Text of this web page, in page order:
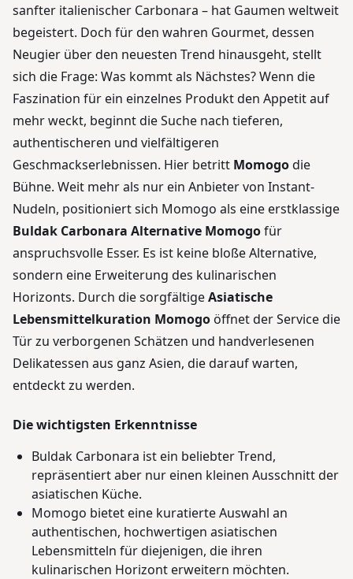
sanfter italienischer Carbonara – hat Gaumen weltweit
begeistert. Doch für den wahren Gourmet, dessen
Neugier über den neuesten Trend hinausgeht, stellt
sich die Frage: Was kommt als Nächstes? Wenn die
Faszination für ein einzelnes Produkt den Appetit auf
mehr weckt, beginnt die Suche nach tieferen,
authentischeren und vielfältigeren
Geschmackserlebnissen. Hier betritt Momogodie
Bühne. Weit mehr als nur ein Anbieter von Instant-
Nudeln, positioniert sich Momogo als eine erstklassige
Buldak Carbonara Alternative Momogofür
anspruchsvolle Esser. Es ist keine bloße Alternative,
sondern eine Erweiterung des kulinarischen
Horizonts. Durch die sorgfältigeAsiatische
Lebensmittelkuration Momogo öffnet der Service die
Tür zu verborgenen Schätzen und handverlesenen
Delikatessen aus ganz Asien, die darauf warten,
entdeckt zu werden.
Die wichtigsten Erkenntnisse
Buldak Carbonara ist ein beliebter Trend,
repräsentiert aber nur einen kleinen Ausschnitt der
asiatischen Küche.
Momogo bietet eine kuratierte Auswahl an
authentischen, hochwertigen asiatischen
Lebensmitteln für diejenigen, die ihren
kulinarischen Horizont erweitern möchten.